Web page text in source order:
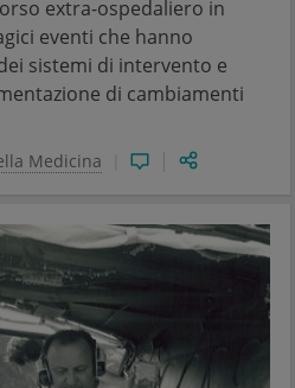
extra-ospedaliero in
eventi che hanno
sistemi di intervento e
di cambiamenti
Medicina